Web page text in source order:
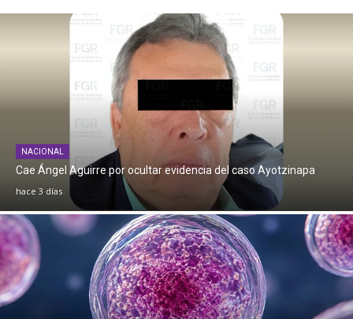
NACIONAL
Cae Ángel Aguirre por ocultar evidencia del caso Ayotzinapa
hace 3 días